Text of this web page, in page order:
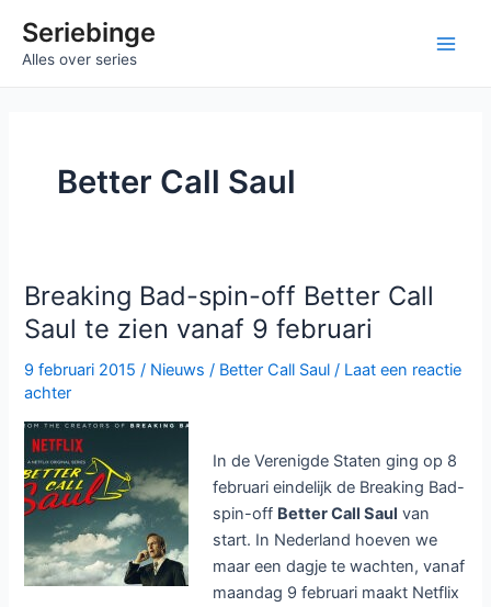
naarSeriebinge
Alles over series
Better Call Saul
Breaking Bad-spin-off Better Call
Saul te zien vanaf 9 februari
9 februari 2015/ Nieuws / Better Call Saul / Laat een reactie
achter
In de Verenigde Staten ging op 8
februari eindelijk de Breaking Bad-
spin-off Better Call Saul van
start. In Nederland hoeven we
maar een dagje te wachten, vanaf
maandag 9 februari maakt Netflix